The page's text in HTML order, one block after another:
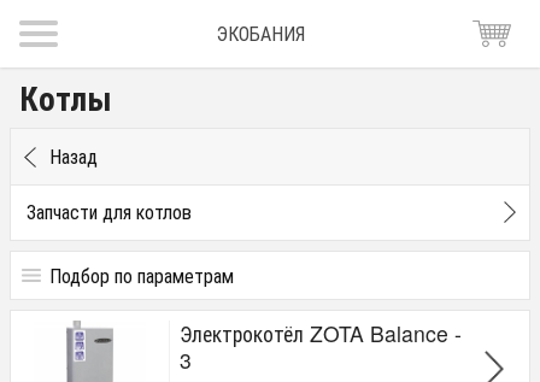
ЭКОБАНИЯ
Котлы
Назад
Запчасти для котлов
Подбор по параметрам
Цена
от
Электрокотёл ZOTA Balance -
3